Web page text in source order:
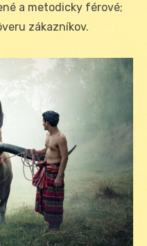
a metodicky férové;
zákazníkov.